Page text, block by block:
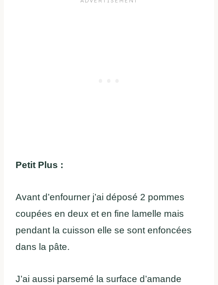
Petit Plus :
Avant d’enfourner j’ai déposé 2 pommes
coupées en deux et en fine lamelle mais
pendant la cuisson elle se sont enfoncées
dans la pâte.
J’ai aussi parsemé la surface d’amande